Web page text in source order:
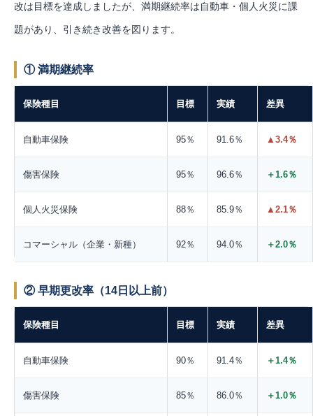
改は目標を達成しましたが、満期継続率は自動車・個人火災に課
題があり、引き続き改善を図ります。
① 満期継続率
保険種目 目標 実績 差異
自動車保険 95％ 91.6％ ▲3.4％
傷害保険 95％ 96.6％ ＋1.6％
個人火災保険 88％ 85.9％ ▲2.1％
コマーシャル（企業・新種） 92％ 94.0％ ＋2.0％
② 早期更改率（14日以上前）
保険種目 目標 実績 差異
自動車保険 90％ 91.4％ ＋1.4％
傷害保険 85％ 86.0％ ＋1.0％